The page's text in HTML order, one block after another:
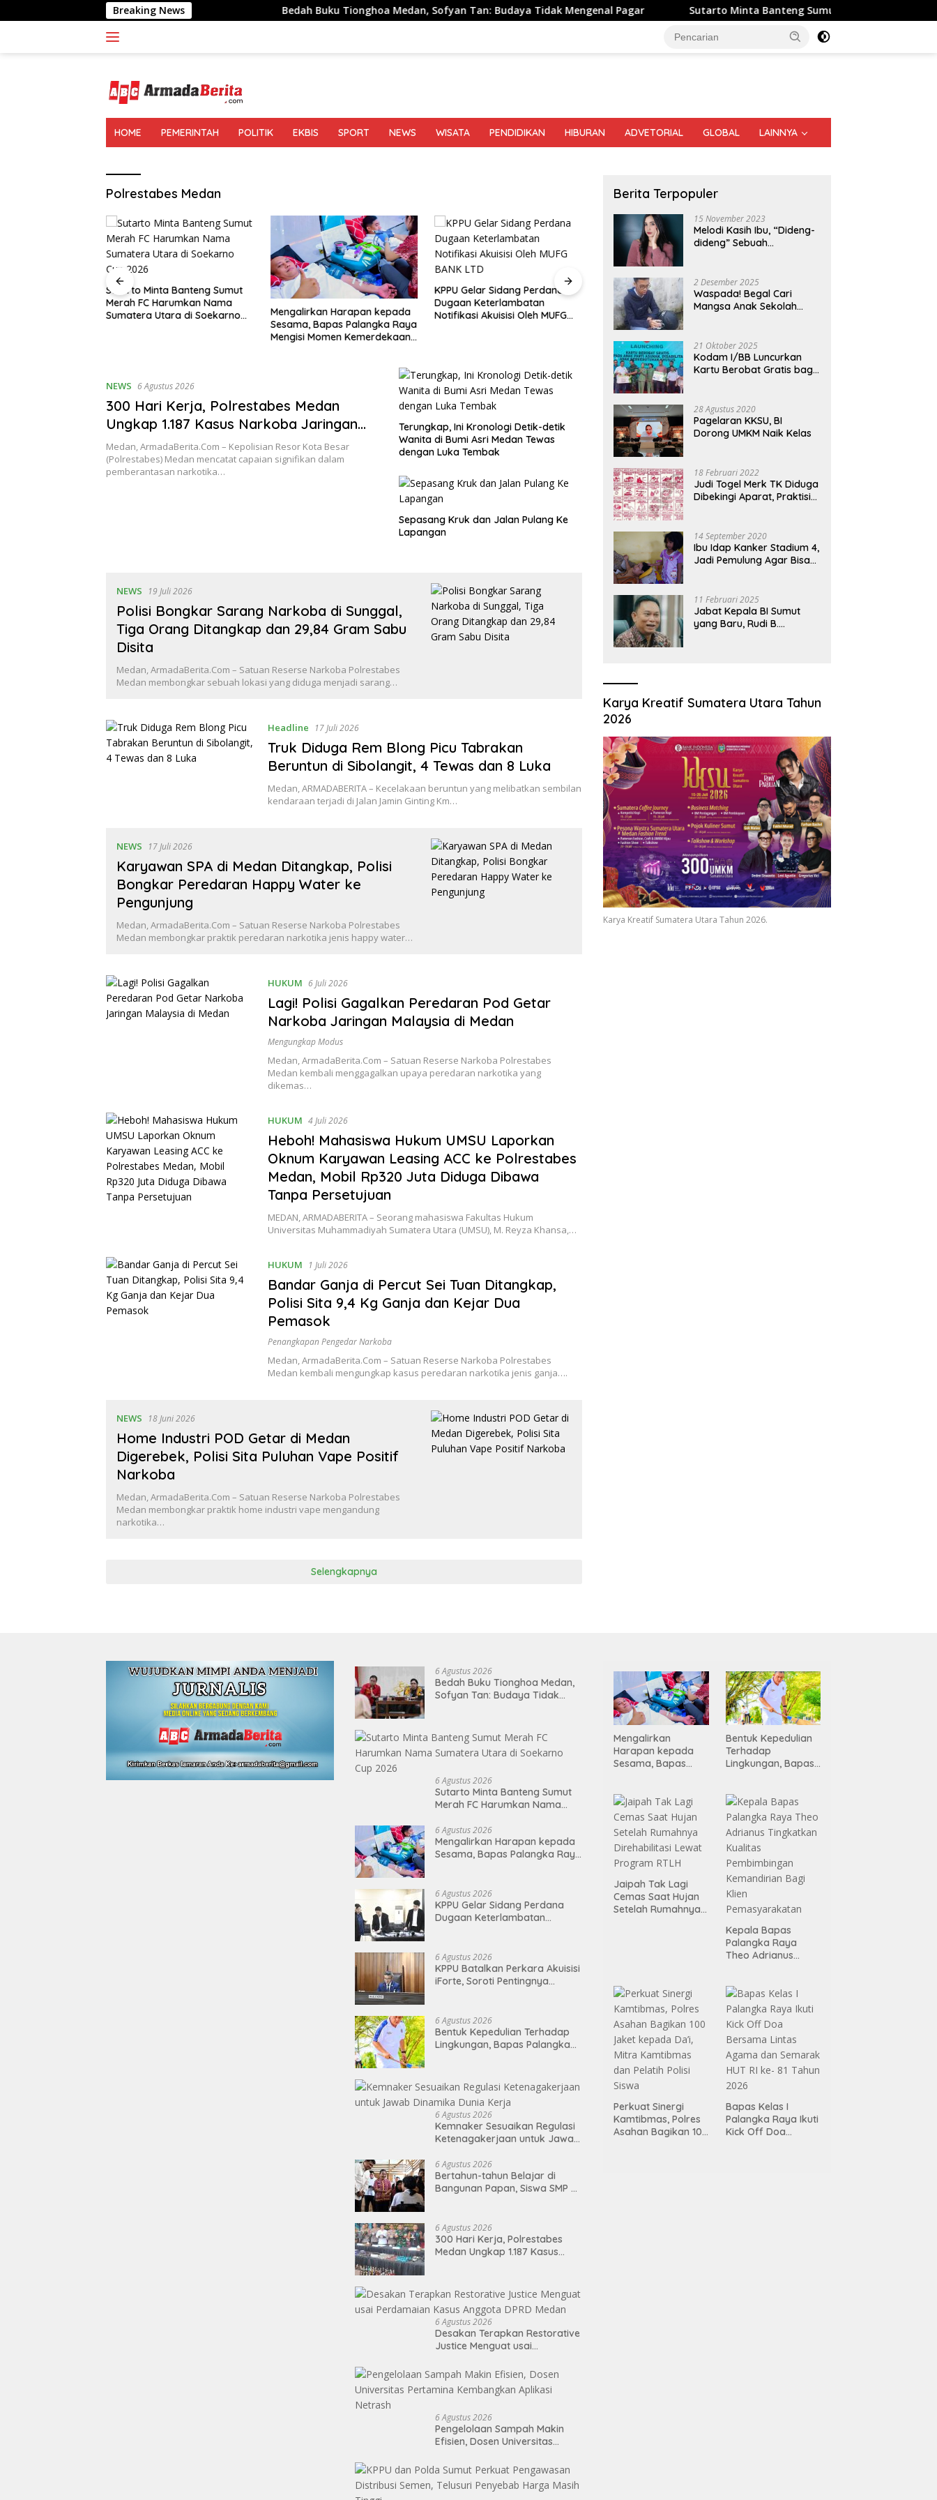
ke
Breaking News Bedah Buku Tionghoa Medan, Sofyan Tan: Budaya Tidak Mengenal Pagar Sutarto Minta Banteng Sumut Merah FC Harumkan Nama Sumatera
HOME PEMERINTAH POLITIK EKBIS SPORT NEWS WISATA PENDIDIKAN HIBURAN ADVETORIAL GLOBAL LAINNYA
Polrestabes Medan
Sutarto Minta Banteng Sumut
Merah FC Harumkan Nama
Sumatera Utara di Soekarno
Mengalirkan Harapan kepada
Sesama, Bapas Palangka Raya
Mengisi Momen Kemerdekaan
KPPU Gelar Sidang Perdana
Dugaan Keterlambatan
Notifikasi Akuisisi Oleh MUFG
KPPU Batalkan Perkara Akuisisi
iForte, Soroti Pentingnya
Kepastian Hukum dalam
Pengawasan Merger
Bentuk Kepedulian Terhadap
NEWS 6 Agustus 2026
300 Hari Kerja, Polrestabes Medan
Ungkap 1.187 Kasus Narkoba Jaringan
Indonesia-Malaysia
Medan, ArmadaBerita.Com – Kepolisian Resor Kota Besar
(Polrestabes) Medan mencatat capaian signifikan dalam
pemberantasan narkotika…
Terungkap, Ini Kronologi Detik-detik
Wanita di Bumi Asri Medan Tewas
dengan Luka Tembak
Sepasang Kruk dan Jalan Pulang Ke
Lapangan
NEWS 19 Juli 2026
Polisi Bongkar Sarang Narkoba di Sunggal,
Tiga Orang Ditangkap dan 29,84 Gram Sabu
Disita
Medan, ArmadaBerita.Com – Satuan Reserse Narkoba Polrestabes
Medan membongkar sebuah lokasi yang diduga menjadi sarang…
Headline 17 Juli 2026
Truk Diduga Rem Blong Picu Tabrakan
Beruntun di Sibolangit, 4 Tewas dan 8 Luka
Medan, ARMADABERITA – Kecelakaan beruntun yang melibatkan sembilan
kendaraan terjadi di Jalan Jamin Ginting Km…
NEWS 17 Juli 2026
Karyawan SPA di Medan Ditangkap, Polisi
Bongkar Peredaran Happy Water ke
Pengunjung
Medan, ArmadaBerita.Com – Satuan Reserse Narkoba Polrestabes
Medan membongkar praktik peredaran narkotika jenis happy water…
HUKUM 6 Juli 2026
Lagi! Polisi Gagalkan Peredaran Pod Getar
Narkoba Jaringan Malaysia di Medan
Mengungkap Modus
Medan, ArmadaBerita.Com – Satuan Reserse Narkoba Polrestabes
Medan kembali menggagalkan upaya peredaran narkotika yang
dikemas…
HUKUM 4 Juli 2026
Heboh! Mahasiswa Hukum UMSU Laporkan
Oknum Karyawan Leasing ACC ke Polrestabes
Medan, Mobil Rp320 Juta Diduga Dibawa
Tanpa Persetujuan
MEDAN, ARMADABERITA – Seorang mahasiswa Fakultas Hukum
Universitas Muhammadiyah Sumatera Utara (UMSU), M. Reyza Khansa,…
HUKUM 1 Juli 2026
Bandar Ganja di Percut Sei Tuan Ditangkap,
Polisi Sita 9,4 Kg Ganja dan Kejar Dua
Pemasok
Penangkapan Pengedar Narkoba
Medan, ArmadaBerita.Com – Satuan Reserse Narkoba Polrestabes
Medan kembali mengungkap kasus peredaran narkotika jenis ganja….
NEWS 18 Juni 2026
Home Industri POD Getar di Medan
Digerebek, Polisi Sita Puluhan Vape Positif
Narkoba
Medan, ArmadaBerita.Com – Satuan Reserse Narkoba Polrestabes
Medan membongkar praktik home industri vape mengandung
narkotika…
Selengkapnya
Berita Terpopuler
15 November 2023
Melodi Kasih Ibu, “Dideng-
dideng” Sebuah
2 Desember 2025
Waspada! Begal Cari
Mangsa Anak Sekolah
Minta Didorong
21 Oktober 2025
Kodam I/BB Luncurkan
Kartu Berobat Gratis bagi
28 Agustus 2020
Pagelaran KKSU, BI
Dorong UMKM Naik Kelas
18 Februari 2022
Judi Togel Merk TK Diduga
Dibekingi Aparat, Praktisi
14 September 2020
Ibu Idap Kanker Stadium 4,
Jadi Pemulung Agar Bisa
11 Februari 2025
Jabat Kepala BI Sumut
yang Baru, Rudi B.
Karya Kreatif Sumatera Utara Tahun
2026
Karya Kreatif Sumatera Utara Tahun 2026.
6 Agustus 2026
Bedah Buku Tionghoa Medan,
Sofyan Tan: Budaya Tidak
6 Agustus 2026
Sutarto Minta Banteng Sumut
Merah FC Harumkan Nama
Cup 2026
6 Agustus 2026
Mengalirkan Harapan kepada
Sesama, Bapas Palangka Raya
6 Agustus 2026
KPPU Gelar Sidang Perdana
Dugaan Keterlambatan
6 Agustus 2026
KPPU Batalkan Perkara Akuisisi
iForte, Soroti Pentingnya
6 Agustus 2026
Bentuk Kepedulian Terhadap
Lingkungan, Bapas Palangka
6 Agustus 2026
Kemnaker Sesuaikan Regulasi
Ketenagakerjaan untuk Jawab
6 Agustus 2026
Bertahun-tahun Belajar di
Bangunan Papan, Siswa SMP di
6 Agustus 2026
300 Hari Kerja, Polrestabes
Medan Ungkap 1.187 Kasus
6 Agustus 2026
Desakan Terapkan Restorative
Justice Menguat usai
DPRD Medan
6 Agustus 2026
Pengelolaan Sampah Makin
Efisien, Dosen Universitas
Aplikasi Netrash
Mengalirkan
Harapan kepada
Sesama, Bapas
Kemerdekaan
Melalui Aksi Donor
Darah
Bentuk Kepedulian
Terhadap
Lingkungan, Bapas
Bakti di Area Publik
Jelang HUT RI ke-81
Jaipah Tak Lagi
Cemas Saat Hujan
Setelah Rumahnya
Kepala Bapas
Palangka Raya
Theo Adrianus
Kemandirian Bagi
Klien
Pemasyarakatan
Perkuat Sinergi
Kamtibmas, Polres
Asahan Bagikan 100
Bapas Kelas I
Palangka Raya Ikuti
Kick Off Doa